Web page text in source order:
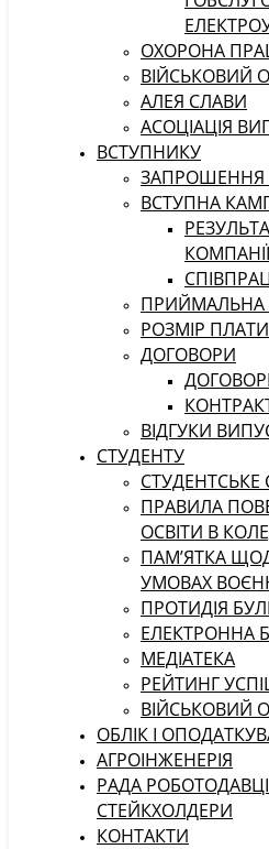
ОХОРОНА
ВІЙСЬКОВИЙ
АЛЕЯ СЛАВИ
АСОЦІАЦІЯ
ВСТУПНИКУ
ЗАПРОШЕННЯ
ВСТУПНА
ПРИЙМАЛЬНА
РОЗМІР
ДОГОВОРИ
ВІДГУКИ
СТУДЕНТУ
ПРАВИЛА
ОСВІТИ В
ПАМ’ЯТКА
УМОВАХ
ПРОТИДІЯ
ЕЛЕКТРОННА
МЕДІАТЕКА
РЕЙТИНГ
ВІЙСЬКОВИЙ
ОБЛІК І
АГРОІНЖЕНЕРІЯ
РАДА
СТЕЙКХОЛДЕРИ
КОНТАКТИ